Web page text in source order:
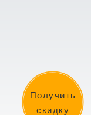
Получить
скидку